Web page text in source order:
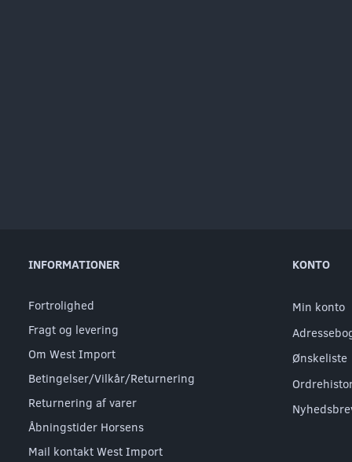
INFORMATIONER
Fortrolighed
Fragt og levering
Om West Import
Betingelser/Vilkår/Returnering
Returnering af varer
Åbningstider Horsens
Mail kontakt West Import
KONTO
Min konto
Ønskeliste